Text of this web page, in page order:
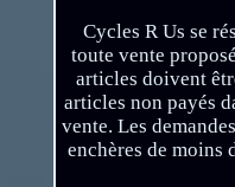
Cycles R Us se
toute vente
articles doivent
articles non payés
vente. Les
enchères de moins